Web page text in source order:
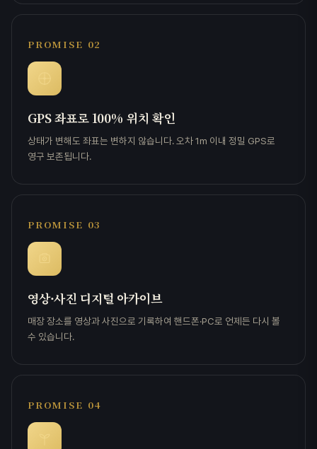
PROMISE 02
GPS 좌표로 100% 위치 확인
상태가 변해도 좌표는 변하지 않습니다. 오차 1m 이내 정밀 GPS로
영구 보존됩니다.
PROMISE 03
영상·사진 디지털 아카이브
매장 장소를 영상과 사진으로 기록하여 핸드폰·PC로 언제든 다시 볼
수 있습니다.
PROMISE 04